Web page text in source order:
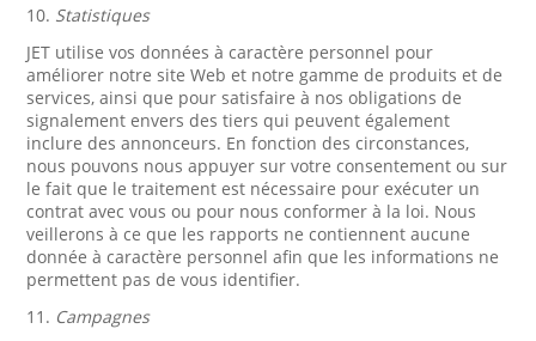
10. Statistiques
JET utilise vos données à caractère personnel pour
améliorer notre site Web et notre gamme de produits et de
services, ainsi que pour satisfaire à nos obligations de
signalement envers des tiers qui peuvent également
inclure des annonceurs. En fonction des circonstances,
nous pouvons nous appuyer sur votre consentement ou sur
le fait que le traitement est nécessaire pour exécuter un
contrat avec vous ou pour nous conformer à la loi. Nous
veillerons à ce que les rapports ne contiennent aucune
donnée à caractère personnel afin que les informations ne
permettent pas de vous identifier.
11. Campagnes